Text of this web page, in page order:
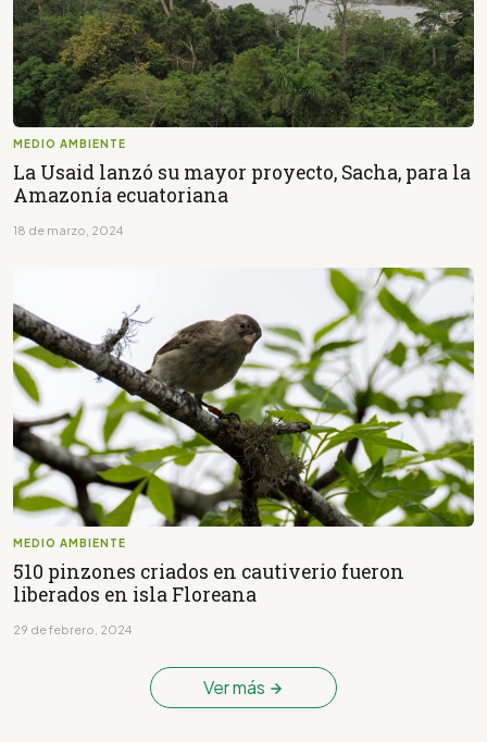
MEDIO AMBIENTE
La Usaid lanzó su mayor proyecto, Sacha, para la
Amazonía ecuatoriana
18 de marzo, 2024
MEDIO AMBIENTE
510 pinzones criados en cautiverio fueron
liberados en isla Floreana
29 de febrero, 2024
Ver más